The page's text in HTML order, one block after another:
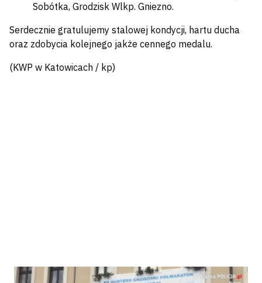
Sobótka, Grodzisk Wlkp. Gniezno.
Serdecznie gratulujemy stalowej kondycji, hartu ducha
oraz zdobycia kolejnego jakże cennego medalu.
(KWP w Katowicach / kp)